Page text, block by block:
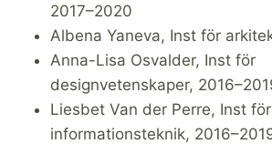
2017–2020
Albena Yaneva, Inst för
Anna-Lisa Osvalder, Inst för
designvetenskaper,
Liesbet Van der Perre, Inst
informationsteknik,